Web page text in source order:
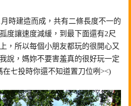
時建造而成，共有二條長度不一的
度讓速度減緩，到最下面還有2尺
，所以每個小朋友都玩的很開心又
說，媽妳不要害羞真的很好玩一定
七投時你還不知道置刀位咧><)